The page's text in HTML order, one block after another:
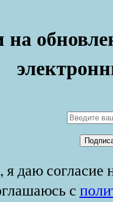
даю согласие
с